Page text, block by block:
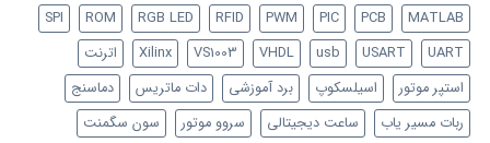
MATLAB
PCB
PIC
PWM
RFID
RGB LED
ROM
SPI
UART
USART
usb
VHDL
VS1003
Xilinx
اترنت
استپر موتور
اسیلسکوپ برد آموزشی دات ماتریس
دماسنج
ربات مسیر یاب
ساعت دیجیتالی سروو موتور
سون سگمنت